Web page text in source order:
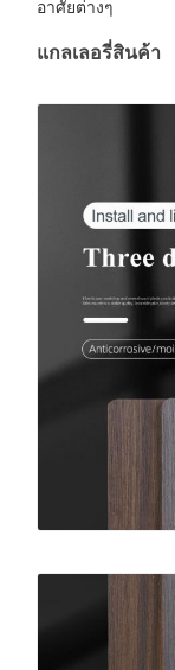
อาศัยต่างๆ
แกลเลอรี่สินค้า